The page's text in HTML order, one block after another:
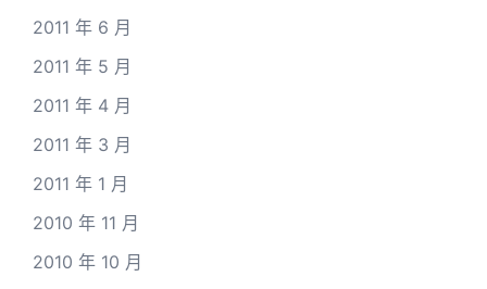
2011 年 6 月
2011 年 5 月
2011 年 4 月
2011 年 3 月
2011 年 1 月
2010 年 11 月
2010 年 10 月